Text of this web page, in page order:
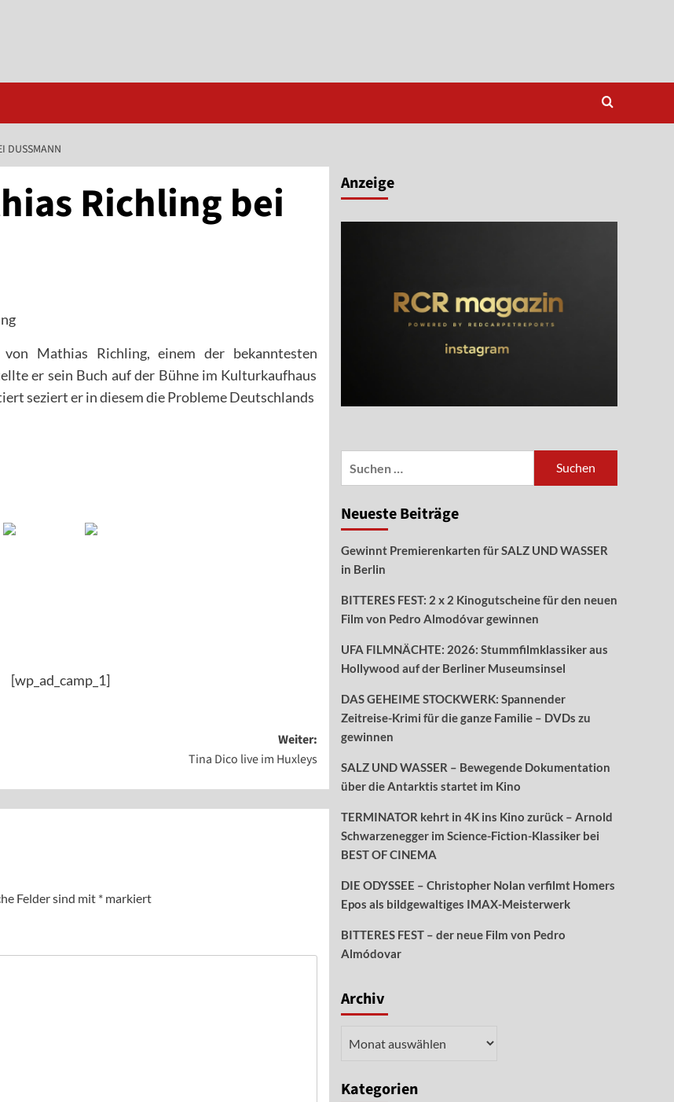
DUSSMANN
Richling bei
Mathias Richling, einem der bekanntesten
er sein Buch auf der Bühne im Kulturkaufhaus
seziert er in diesem die Probleme Deutschlands
Weiter:
Tina Dico live im Huxleys
Felder sind mit * markiert
Anzeige
Neueste Beiträge
Gewinnt Premierenkarten für SALZ UND WASSER
in Berlin
BITTERES FEST: 2 x 2 Kinogutscheine für den neuen
Film von Pedro Almodóvar gewinnen
UFA FILMNÄCHTE: 2026: Stummfilmklassiker aus
Hollywood auf der Berliner Museumsinsel
DAS GEHEIME STOCKWERK: Spannender
Zeitreise-Krimi für die ganze Familie – DVDs zu
gewinnen
SALZ UND WASSER – Bewegende Dokumentation
über die Antarktis startet im Kino
TERMINATOR kehrt in 4K ins Kino zurück – Arnold
Schwarzenegger im Science-Fiction-Klassiker bei
BEST OF CINEMA
DIE ODYSSEE – Christopher Nolan verfilmt Homers
Epos als bildgewaltiges IMAX-Meisterwerk
BITTERES FEST – der neue Film von Pedro
Almódovar
Archiv
Kategorien